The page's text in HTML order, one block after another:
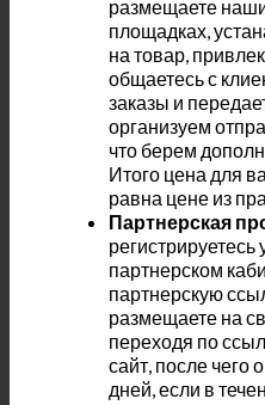
размещаете
площадках,
на товар,
общаетесь с
заказы и
организуем
что берем
Итого цена для
равна цене из
Партнерская
регистрируетесь
партнерском
партнерскую
размещаете на
переходя по
сайт, после чего
дней, если в